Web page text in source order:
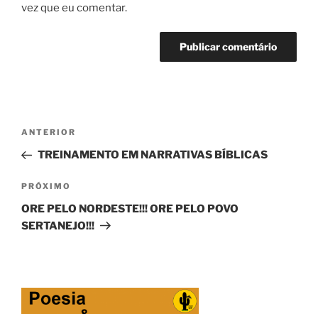
vez que eu comentar.
Navegação
Post
Post
anterior
ANTERIOR
TREINAMENTO EM NARRATIVAS BÍBLICAS
Próximo
post
PRÓXIMO
ORE PELO NORDESTE!!! ORE PELO POVO
SERTANEJO!!!